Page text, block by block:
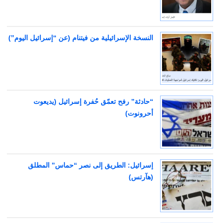
النسخة الإسرائيلية من فيتنام (عن “إسرائيل اليوم”)
“حادثة” رفح تعمّق حُفرة إسرائيل (يديعوت
أحرونوت)
إسرائيل: الطريق إلى نصر “حماس” المطلق
(هآرتس)